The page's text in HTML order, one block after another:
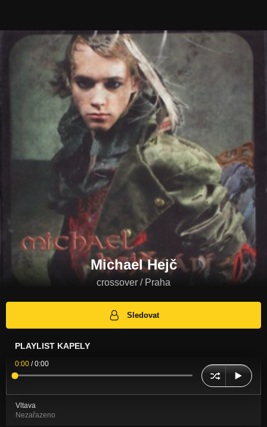
Michael Hejč
crossover / Praha
Sledovat
PLAYLIST KAPELY
0:00 /0:00
Vltava
Nezařazeno